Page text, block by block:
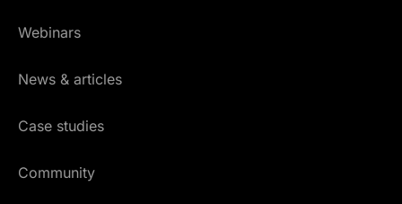
Webinars
News & articles
Case studies
Community